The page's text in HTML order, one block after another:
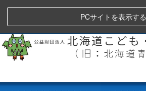
PCサイトを表示する